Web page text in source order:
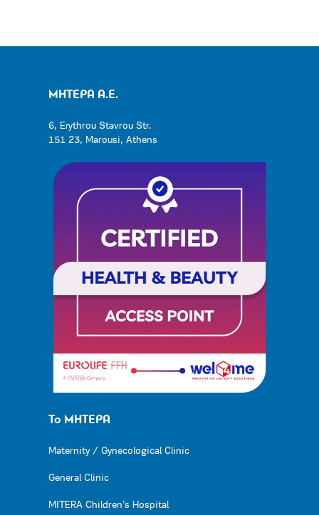
ΜΗΤΕΡΑ Α.Ε.
6, Erythrou Stavrou Str.
151 23, Marousi, Athens
Το ΜΗΤΕΡΑ
Maternity / Gynecological Clinic
General Clinic
MITERA Children’s Hospital